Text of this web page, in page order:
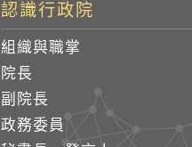
認識行政院
組織與職掌
院長
副院長
政務委員